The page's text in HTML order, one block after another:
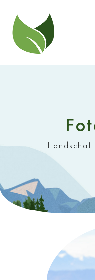
Inhalt
springen